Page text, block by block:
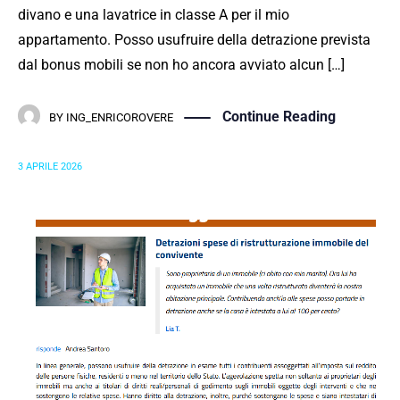
divano e una lavatrice in classe A per il mio
appartamento. Posso usufruire della detrazione prevista
dal bonus mobili se non ho ancora avviato alcun […]
BY ING_ENRICOROVERE Continue Reading
3 APRILE 2026